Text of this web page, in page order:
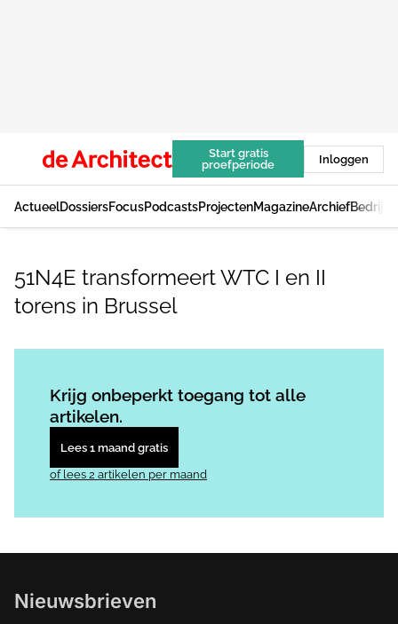
Start gratis
proefperiode
Inloggen
ActueelDossiersFocusPodcastsProjectenMagazineArchief
51N4E transformeert WTC I en II
torens in Brussel
Krijg onbeperkt toegang tot alle
artikelen.
Lees 1 maand gratis
of lees 2 artikelen per maand
Nieuwsbrieven